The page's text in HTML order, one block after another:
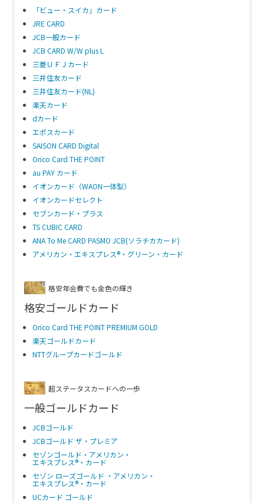
「ビュー・スイカ」カード
JRE CARD
JCB一般カード
JCB CARD W/W plus L
三菱ＵＦＪカード
三井住友カード
三井住友カード(NL)
楽天カード
dカード
エポスカード
SAISON CARD Digital
Orico Card THE POINT
au PAY カード
イオンカード（WAON一体型）
イオンカードセレクト
セブンカード・プラス
TS CUBIC CARD
ANA To Me CARD PASMO JCB(ソラチカカード)
アメリカン・エキスプレス®・グリーン・カード
格安年会費でも金色の輝き
格安ゴールドカード
Orico Card THE POINT PREMIUM GOLD
楽天ゴールドカード
NTTグループカードゴールド
超ステータスカードへの一歩
一般ゴールドカード
JCBゴールド
JCBゴールド ザ・プレミア
セゾンゴールド・アメリカン・
エキスプレス®・カード
セゾン ローズゴールド ・アメリカン・
エキスプレス®・カード
UCカード ゴールド